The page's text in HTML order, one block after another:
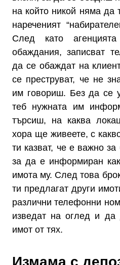
на който никой няма да
нареченият
След като
обаждания, записват
да се обаждат на
се преструват, че не
им говориш. Без да се
теб нужната им
търсиш, на каква
хора ще живеете, с
ти казват, че е важно
за да е информиран
имота му. След това
ти предлагат други
различни телефонни
изведат на оглед и
имот от тях.
Измама с